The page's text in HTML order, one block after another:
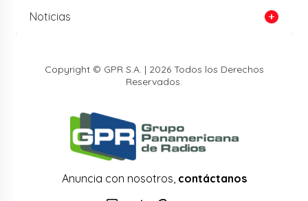
Noticias
Copyright © GPR S.A. | 2026 Todos los Derechos
Reservados.
Anuncia con nosotros, contáctanos